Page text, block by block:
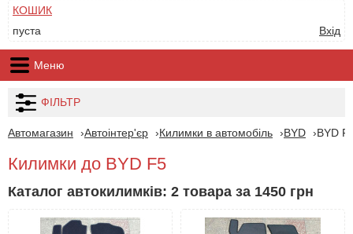
КОШИК
пуста
Вхід
Меню
ФІЛЬТР
Автомагазин Автоінтер'єр Килимки в автомобіль BYD BYD
Килимки до BYD F5
Каталог автокилимків: 2 товара за 1450 грн